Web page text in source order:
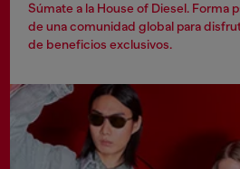
Súmate a la House of Diesel. Forma
de una comunidad global para
de beneficios exclusivos.